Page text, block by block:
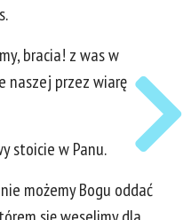
bracia! z was w
naszej przez wiarę
stoicie w Panu.
możemy Bogu oddać